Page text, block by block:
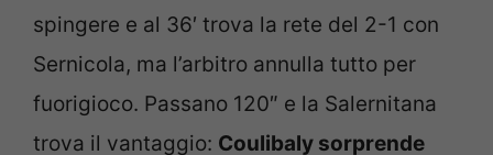
spingere e al 36′ trova la rete del 2-1 con
Sernicola, ma l’arbitro annulla tutto per
fuorigioco. Passano 120″ e la Salernitana
trova il vantaggio: Coulibaly sorprende